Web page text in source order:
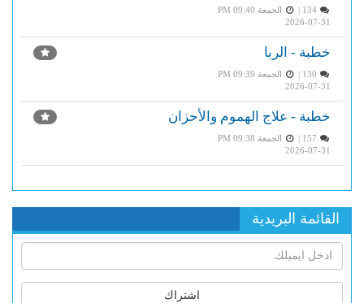
134 |
الجمعة PM 09:40
2026-07-31
خطبة - الربا
الجمعة PM 09:39
2026-07-31
خطبة - علاج الهموم والأحزان
الجمعة PM 09:38
2026-07-31
القائمة البريدية
اشتراك